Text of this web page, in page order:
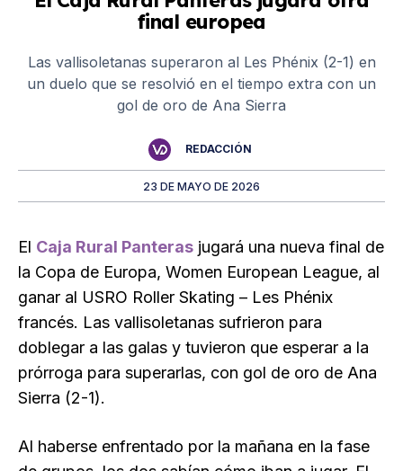
final europea
Las vallisoletanas superaron al Les Phénix (2-1) en
un duelo que se resolvió en el tiempo extra con un
gol de oro de Ana Sierra
REDACCIÓN
23 DE MAYO DE 2026
El Caja Rural Panteras jugará una nueva final de
la Copa de Europa, Women European League, al
ganar al USRO Roller Skating – Les Phénix
francés. Las vallisoletanas sufrieron para
doblegar a las galas y tuvieron que esperar a la
prórroga para superarlas, con gol de oro de Ana
Sierra (2-1).
Al haberse enfrentado por la mañana en la fase